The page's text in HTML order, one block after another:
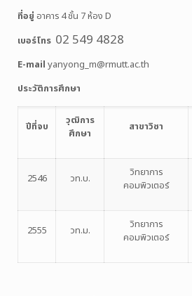
ที่อยู่ อาคาร 4 ชั้น 7 ห้อง D
เบอร์โทร 02 549 4828
E-mail yanyong_m@rmutt.ac.th
ประวัติการศึกษา
ปีที่จบ
วุฒิการ
ศึกษา
สาขาวิชา
2546 วท.บ.
วิทยาการ
คอมพิวเตอร์
2555 วท.ม.
วิทยาการ
คอมพิวเตอร์